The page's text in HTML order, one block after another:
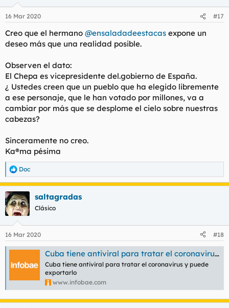
e
:
16 Mar 2020 #17
Creo que el hermano @ensaladadeestacas expone un
deseo más que una realidad posible.
Observen el dato:
El Chepa es vicepresidente del.gobierno de España.
¿ Ustedes creen que un pueblo que ha elegido libremente
a ese personaje, que le han votado por millones, va a
cambiar por más que se desplome el cielo sobre nuestras
cabezas?
Sinceramente no creo.
Ka®ma pésima
R
e
a
c
c
e
s
Doc
saltagradas
Clásico
16 Mar 2020 #18
Cuba tiene antiviral para tratar el coronavirus y puede exportarlo
Cuba tiene antiviral para tratar el coronavirus y puede
exportarlo
www.infobae.com